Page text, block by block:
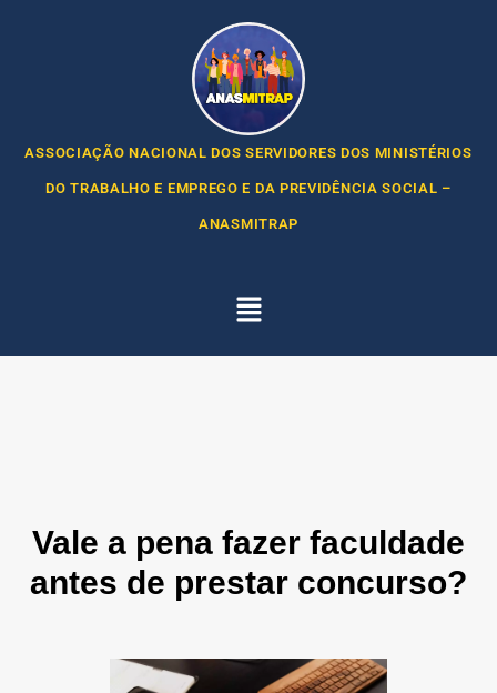
ASSOCIAÇÃO NACIONAL DOS SERVIDORES DOS MINISTÉRIOS
DO TRABALHO E EMPREGO E DA PREVIDÊNCIA SOCIAL –
ANASMITRAP
Vale a pena fazer faculdade
antes de prestar concurso?